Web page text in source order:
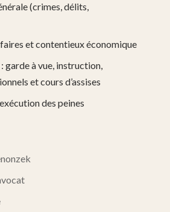
(crimes, délits,
et contentieux économique
garde à vue, instruction,
et cours d’assises
des peines